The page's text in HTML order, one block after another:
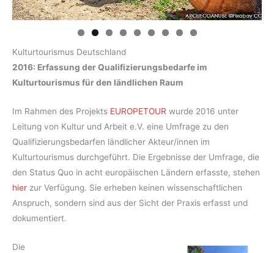
Kulturtourismus Deutschland
2016: Erfassung der Qualifizierungsbedarfe im
Kulturtourismus für den ländlichen Raum
Im Rahmen des Projekts EUROPETOUR wurde 2016 unter
Leitung von Kultur und Arbeit e.V. eine Umfrage zu den
Qualifizierungsbedarfen ländlicher Akteur/innen im
Kulturtourismus durchgeführt. Die Ergebnisse der Umfrage, die
den Status Quo in acht europäischen Ländern erfasste, stehen
hier zur Verfügung. Sie erheben keinen wissenschaftlichen
Anspruch, sondern sind aus der Sicht der Praxis erfasst und
dokumentiert.
Die